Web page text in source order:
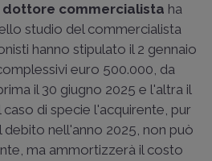
dottore commercialista ha
studio del commercialista
hanno stipulato il 2 gennaio
euro 500.000, da
il 30 giugno 2025 e l'altra il
di specie l'acquirente, pur
nell'anno 2025, non può
ma ammortizzerà il costo